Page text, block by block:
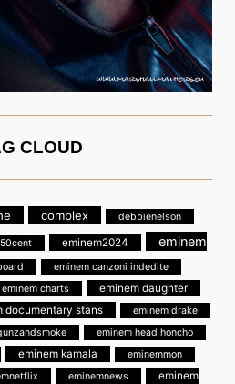
CLOUD
complex debbienelson
eminem2024
eminem
eminem canzoni indedite
eminem charts eminem daughter
documentary stans
eminem drake
eminem head honcho
eminem kamala
eminemmon
eminemnews
eminem